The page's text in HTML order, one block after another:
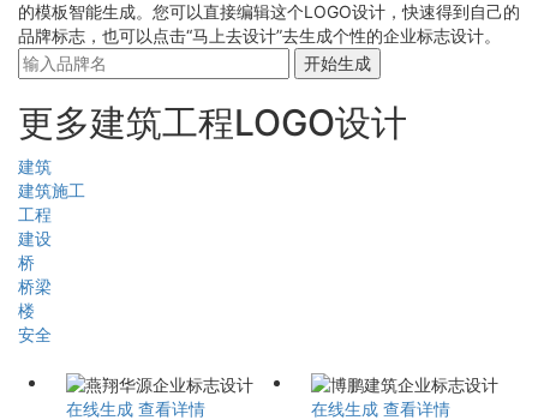
的模板智能生成。您可以直接编辑这个LOGO设计，快速得到自己的
品牌标志，也可以点击“马上去设计”去生成个性的企业标志设计。
开始生成
更多建筑工程LOGO设计
建筑
建筑施工
工程
建设
桥
桥梁
楼
安全
在线生成 查看详情
在线生成 查看详情